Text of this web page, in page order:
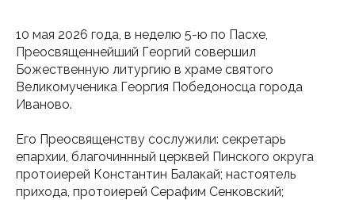
10 мая 2026 года, в неделю 5-ю по Пасхе,
Преосвященнейший Георгий совершил
Божественную литургию в храме святого
Великомученика Георгия Победоносца города
Иваново.
Его Преосвященству сослужили: секретарь
епархии, благочиннный церквей Пинского округа
протоиерей Константин Балакай; настоятель
прихода, протоиерей Серафим Сенковский;